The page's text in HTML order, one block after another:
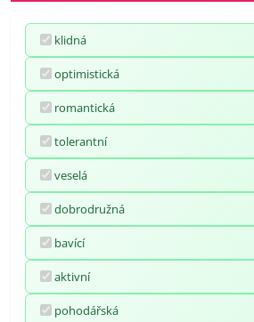
klidná
optimistická
romantická
tolerantní
veselá
dobrodružná
bavící
aktivní
pohodářská